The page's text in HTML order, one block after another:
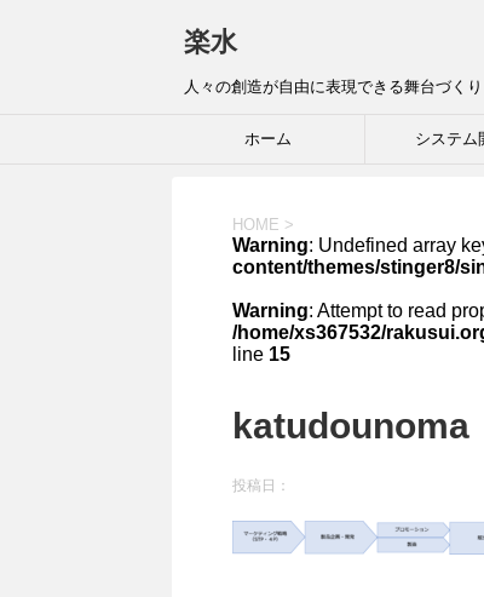
楽水
人々の創造が自由に表現できる舞台づくり
ホーム システム
HOME >
Warning: Undefined array
content/themes/stinger8/
Warning: Attempt to read
/home/xs367532/
line 15
katudounoma
投稿日：